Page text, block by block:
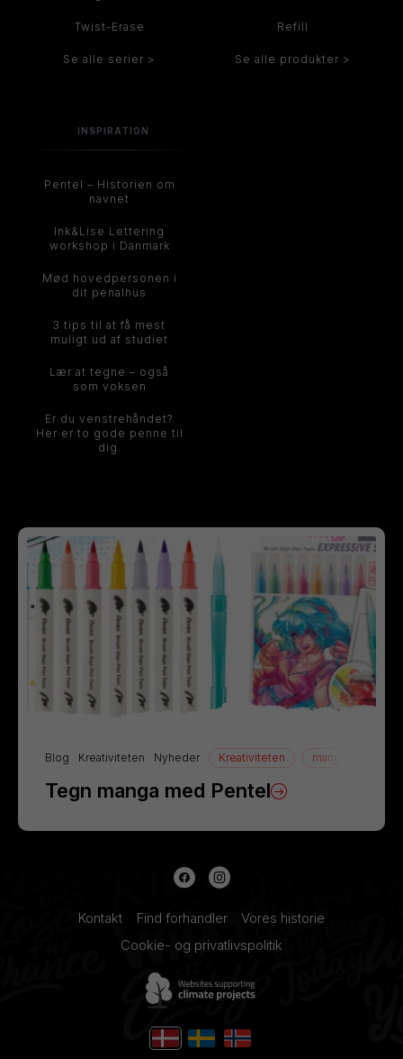
Blog Kreativiteten Nyheder Kreativiteten manga
Tegn manga med Pentel
Twist-Erase
Se alle serier >
Refill
Se alle produkter >
INSPIRATION
Pentel – Historien om
navnet
Ink&Lise Lettering
workshop i Danmark
Mød hovedpersonen i
dit penalhus
3 tips til at få mest
muligt ud af studiet
Lær at tegne – også
som voksen
Er du venstrehåndet?
Her er to gode penne til
dig.
Kontakt Find forhandler
Vores historie
Cookie- og privatlivspolitik